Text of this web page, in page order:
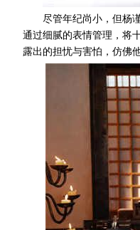
尽管年纪尚小，但杨
通过细腻的表情管理，将
露出的担忧与害怕，仿佛